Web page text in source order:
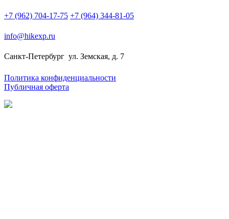
+7 (962) 704-17-75 +7 (964) 344-81-05
info@hikexp.ru
Санкт-Петербург ул. Земская, д. 7
Политика конфиденциальности
Публичная оферта